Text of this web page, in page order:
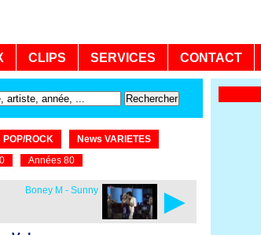
CLIPS SERVICES CONTACT
POP/ROCK
News VARIETES
Années 80
►
Boney M - Sunny